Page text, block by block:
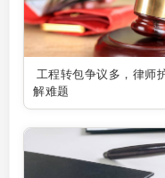
工程转包争议多，律师
解难题